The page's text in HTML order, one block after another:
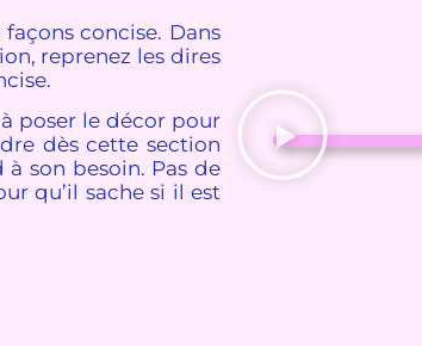
concise. Dans
reprenez les dires
poser le décor pour
dès cette section
son besoin. Pas de
qu’il sache si il est